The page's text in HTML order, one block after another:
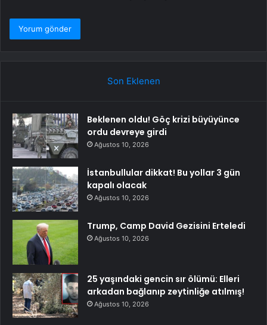
Son Eklenen
Beklenen oldu! Göç krizi büyüyünce
ordu devreye girdi
Ağustos 10, 2026
İstanbullular dikkat! Bu yollar 3 gün
kapalı olacak
Ağustos 10, 2026
Trump, Camp David Gezisini Erteledi
Ağustos 10, 2026
25 yaşındaki gencin sır ölümü: Elleri
arkadan bağlanıp zeytinliğe atılmış!
Ağustos 10, 2026